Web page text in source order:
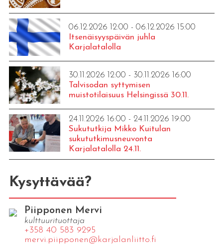
06.12.2026 12:00 - 06.12.2026 15:00
Itsenäisyyspäivän juhla
Karjalatalolla
30.11.2026 12:00 - 30.11.2026 16:00
Talvisodan syttymisen
muistotilaisuus Helsingissä 30.11.
24.11.2026 16:00 - 24.11.2026 19:00
Sukututkija Mikko Kuitulan
sukututkimusneuvonta
Karjalatalolla 24.11.
Kysyttävää?
Piipponen Mervi
kulttuurituottaja
+358 40 583 9295
mervi.​piipponen@​kar​jala​nlii​tto.​fi